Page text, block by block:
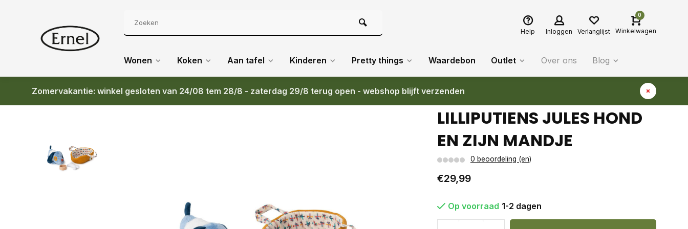
Help Inloggen Verlanglijst
0
Winkelwagen
Wonen Koken Aan tafel Kinderen Pretty things Waardebon Outlet Over ons Blog
Zomervakantie: winkel gesloten van 24/08 tem 28/8 - zaterdag 29/8 terug open - webshop blijft verzenden
Terug LILLIPUTIENS JULES HOND EN ZIJN MANDJE
LILLIPUTIENS JULES HOND
EN ZIJN MANDJE
0 beoordeling (en)
€29,99
Op voorraad 1-2 dagen